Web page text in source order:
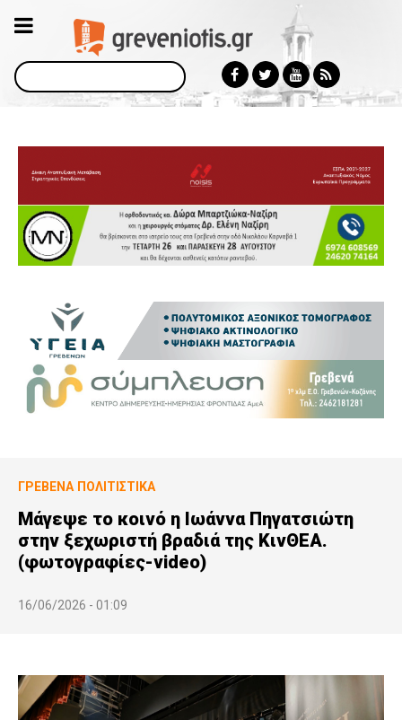
Αναζήτηση
ΓΡΕΒΕΝΆ ΠΟΛΙΤΙΣΤΙΚΆ
Μάγεψε το κοινό η Ιωάννα Πηγατσιώτη
στην ξεχωριστή βραδιά της ΚινΘΕΑ.
(φωτογραφίες-video)
16/06/2026 - 01:09